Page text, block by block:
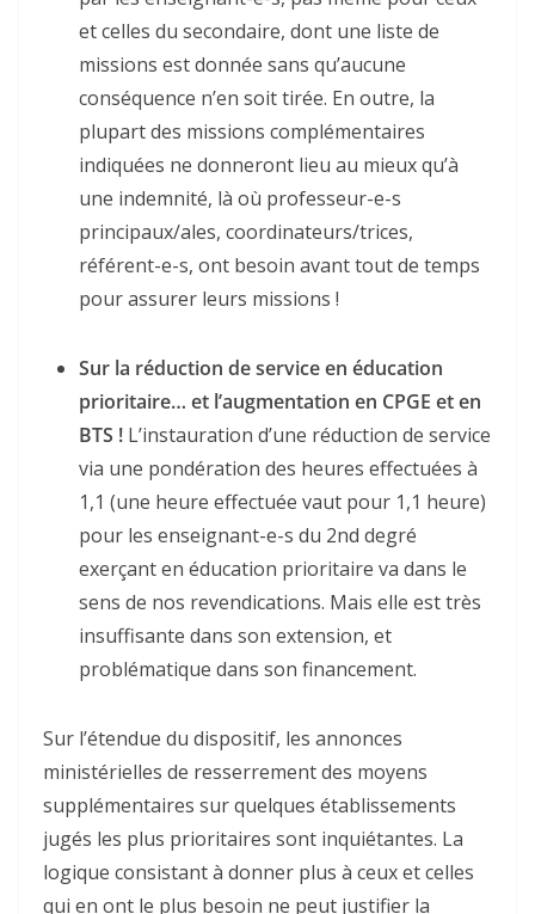
et celles du secondaire, dont une liste de
missions est donnée sans qu’aucune
conséquence n’en soit tirée. En outre, la
plupart des missions complémentaires
indiquées ne donneront lieu au mieux qu’à
une indemnité, là où professeur-e-s
principaux/ales, coordinateurs/trices,
référent-e-s, ont besoin avant tout de temps
pour assurer leurs missions !
Sur la réduction de service en éducation
prioritaire… et l’augmentation en CPGE et en
BTS ! L’instauration d’une réduction de service
via une pondération des heures effectuées à
1,1 (une heure effectuée vaut pour 1,1 heure)
pour les enseignant-e-s du 2nd degré
exerçant en éducation prioritaire va dans le
sens de nos revendications. Mais elle est très
insuffisante dans son extension, et
problématique dans son financement.
Sur l’étendue du dispositif, les annonces
ministérielles de resserrement des moyens
supplémentaires sur quelques établissements
jugés les plus prioritaires sont inquiétantes. La
logique consistant à donner plus à ceux et celles
qui en ont le plus besoin ne peut justifier la